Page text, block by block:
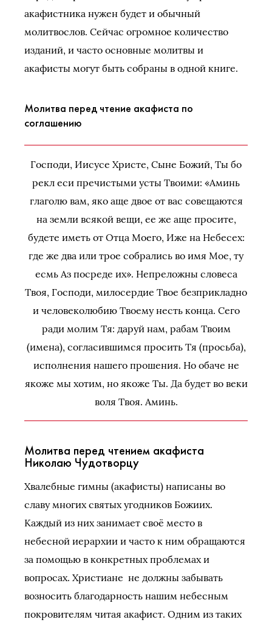
акафистника нужен будет и обычный
молитвослов. Сейчас огромное количество
изданий, и часто основные молитвы и
акафисты могут быть собраны в одной книге.
Молитва перед чтение акафиста по
соглашению
Господи, Иисусе Христе, Сыне Божий, Ты бо
рекл еси пречистыми усты Твоими: «Аминь
глаголю вам, яко аще двое от вас совещаются
на земли всякой вещи, ее же аще просите,
будете иметь от Отца Моего, Иже на Небесех:
где же два или трое собрались во имя Мое, ту
есмь Аз посреде их». Непреложны словеса
Твоя, Господи, милосердие Твое безприкладно
и человеколюбию Твоему несть конца. Сего
ради молим Тя: даруй нам, рабам Твоим
(имена), согласившимся просить Тя (просьба),
исполнения нашего прошения. Но обаче не
якоже мы хотим, но якоже Ты. Да будет во веки
воля Твоя. Аминь.
Молитва перед чтением акафиста
Николаю Чудотворцу
Хвалебные гимны (акафисты) написаны во
славу многих святых угодников Божиих.
Каждый из них занимает своё место в
небесной иерархии и часто к ним обращаются
за помощью в конкретных проблемах и
вопросах. Христиане не должны забывать
возносить благодарность нашим небесным
покровителям читая акафист. Одним из таких